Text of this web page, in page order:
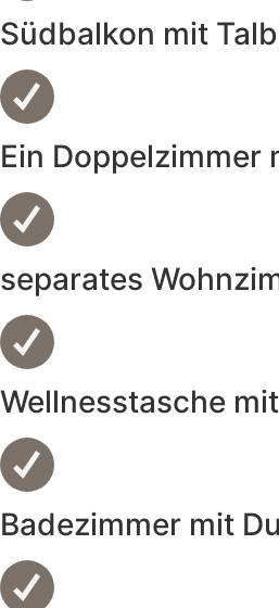
Südbalkon mit
Ein Doppelzimmer
separates
Wellnesstasche
Badezimmer mit